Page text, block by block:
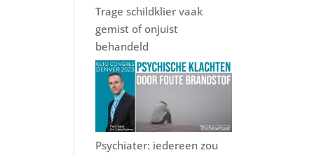
Trage schildklier vaak
gemist of onjuist
behandeld
Psychiater: iedereen zou